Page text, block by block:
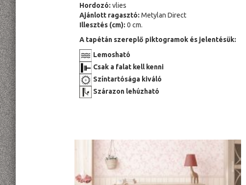
Hordozó: vlies
Ajánlott ragasztó: Metylan Direct
Illesztés (cm): 0 cm.
A tapétán szereplő piktogramok és jelentésük:
Lemosható
Csak a falat kell kenni
Színtartósága kiváló
Szárazon lehúzható